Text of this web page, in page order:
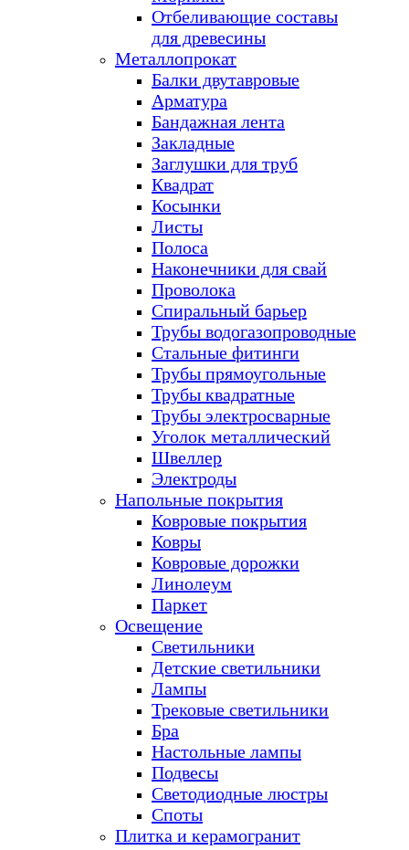
Отбеливающие составы
для древесины
Металлопрокат
Балки двутавровые
Арматура
Бандажная лента
Закладные
Заглушки для труб
Квадрат
Косынки
Листы
Полоса
Наконечники для свай
Проволока
Спиральный барьер
Трубы водогазопроводные
Стальные фитинги
Трубы прямоугольные
Трубы квадратные
Трубы электросварные
Уголок металлический
Швеллер
Электроды
Напольные покрытия
Ковровые покрытия
Ковры
Ковровые дорожки
Линолеум
Паркет
Освещение
Светильники
Детские светильники
Лампы
Трековые светильники
Бра
Настольные лампы
Подвесы
Светодиодные люстры
Споты
Плитка и керамогранит